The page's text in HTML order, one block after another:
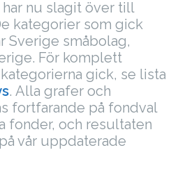
har nu slagit över till
kategorier som gick
Sverige småbolag,
För komplett
gick, se lista
. Alla grafer och
fortfarande på fondval
fonder, och resultaten
vår uppdaterade